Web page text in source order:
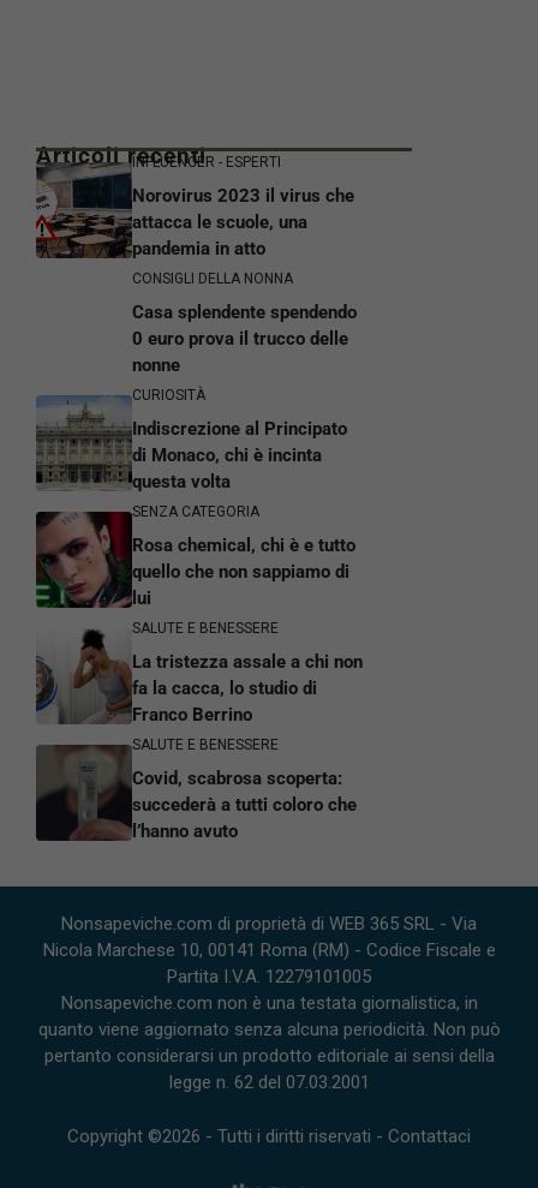
Articoli recentiINFLUENCER - ESPERTI
Norovirus 2023 il virus che
attacca le scuole, una
pandemia in atto
CONSIGLI DELLA NONNA
Casa splendente spendendo
0 euro prova il trucco delle
nonne
CURIOSITÀ
Indiscrezione al Principato
di Monaco, chi è incinta
questa volta
SENZA CATEGORIA
Rosa chemical, chi è e tutto
quello che non sappiamo di
lui
SALUTE E BENESSERE
La tristezza assale a chi non
fa la cacca, lo studio di
Franco Berrino
SALUTE E BENESSERE
Covid, scabrosa scoperta:
succederà a tutti coloro che
l’hanno avuto
Nonsapeviche.com di proprietà di WEB 365 SRL - Via
Nicola Marchese 10, 00141 Roma (RM) - Codice Fiscale e
Partita I.V.A. 12279101005
Nonsapeviche.com non è una testata giornalistica, in
quanto viene aggiornato senza alcuna periodicità. Non può
pertanto considerarsi un prodotto editoriale ai sensi della
legge n. 62 del 07.03.2001
Copyright ©2026 - Tutti i diritti riservati - Contattaci